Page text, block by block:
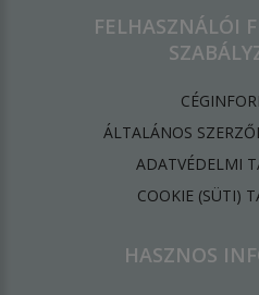
FELHASZNÁLÓI
ÁLTALÁNOS
ADATVÉDELMI
​COOKIE (SÜTI)
HASZNOS